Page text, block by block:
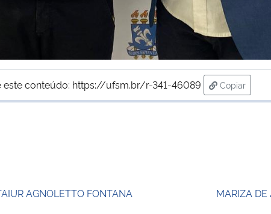
este conteúdo: https://ufsm.br/r-341-46089
Copiar
para área
AGNOLETTO FONTANA MARIZA